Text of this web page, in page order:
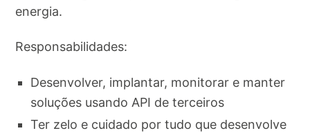
energia.
Responsabilidades:
Desenvolver, implantar, monitorar e manter
soluções usando API de terceiros
Ter zelo e cuidado por tudo que desenvolve